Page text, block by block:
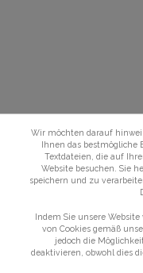
Wir möchten darauf
Ihnen das bestmögliche
Textdateien, die auf
Website besuchen. Sie
speichern und zu
Indem Sie unsere
von Cookies gemäß
jedoch die
deaktivieren, obwohl dies